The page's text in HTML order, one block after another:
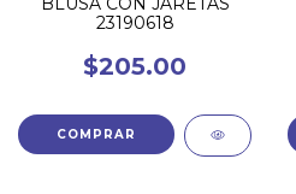
23190618
$205.00
COMPRAR